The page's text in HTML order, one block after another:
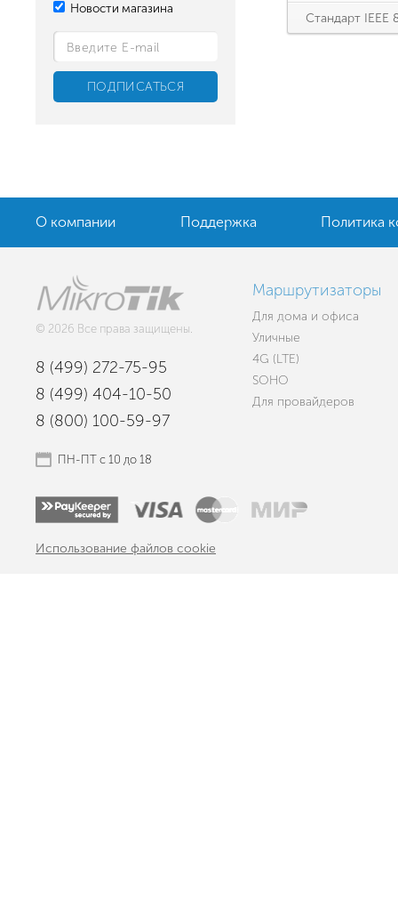
Новости магазина
Стандарт IEEE
О компании Поддержка Политика
© 2026 Все права защищены.
8 (499) 272-75-95
8 (499) 404-10-50
8 (800) 100-59-97
ПН-ПТ с 10 до 18
Маршрутизаторы
Для дома и офиса
Уличные
4G (LTE)
SOHO
Для провайдеров
Использование файлов cookie